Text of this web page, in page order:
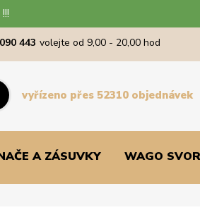
443 volejte od 9,00 - 20,00 hod
vyřízeno přes 52310 objednávek
A ZÁSUVKY WAGO